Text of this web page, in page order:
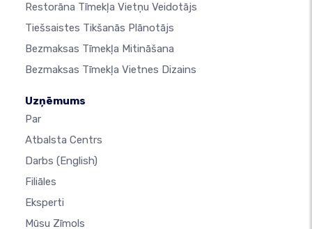
Restorāna Tīmekļa Vietņu Veidotājs
Tiešsaistes Tikšanās Plānotājs
Bezmaksas Tīmekļa Mitināšana
Bezmaksas Tīmekļa Vietnes Dizains
Uzņēmums
Par
Atbalsta Centrs
Darbs (English)
Filiāles
Eksperti
Mūsu Zīmols